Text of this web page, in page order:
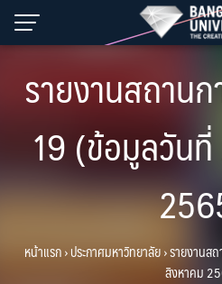
Skip
รายงานสถาน
19 (ข้อมูลวัน
หน้าแรก›ประกาศมหาวิทยาลัย›รายงานส
สิงหาคม